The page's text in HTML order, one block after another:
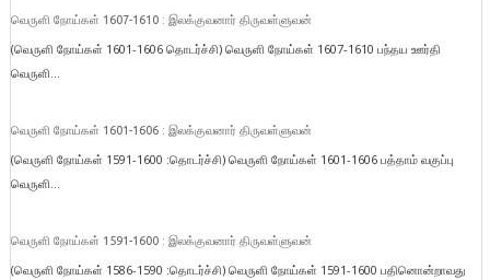
வெருளி நோய்கள் 1607-1610 : இலக்குவனார் திருவள்ளுவன்
(வெருளி நோய்கள் 1601-1606 தொடர்ச்சி) வெருளி நோய்கள் 1607-1610 பந்தய ஊர்தி
வெருளி...
வெருளி நோய்கள் 1601-1606 : இலக்குவனார் திருவள்ளுவன்
(வெருளி நோய்கள் 1591-1600 :தொடர்ச்சி) வெருளி நோய்கள் 1601-1606 பத்தாம் வகுப்பு
வெருளி...
வெருளி நோய்கள் 1591-1600 : இலக்குவனார் திருவள்ளுவன்
(வெருளி நோய்கள் 1586-1590 :தொடர்ச்சி) வெருளி நோய்கள் 1591-1600 பதினொன்றாவது